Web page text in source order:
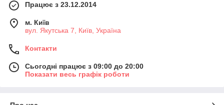
Працює з 23.12.2014
м. Київ
вул. Якутська 7, Київ, Україна
Контакти
Сьогодні працює з 09:00 до 20:00
Показати весь графік роботи